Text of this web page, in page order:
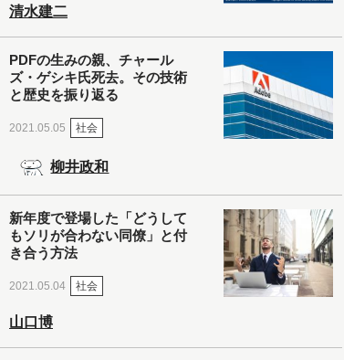
清水建二
PDFの生みの親、チャール
ズ・ゲシキ氏死去。その技術
と歴史を振り返る
2021.05.05 社会
柳井政和
新年度で登場した「どうして
もソリが合わない同僚」と付
き合う方法
2021.05.04 社会
山口博